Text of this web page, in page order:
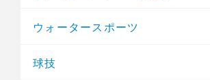
ウォータースポーツ
球技